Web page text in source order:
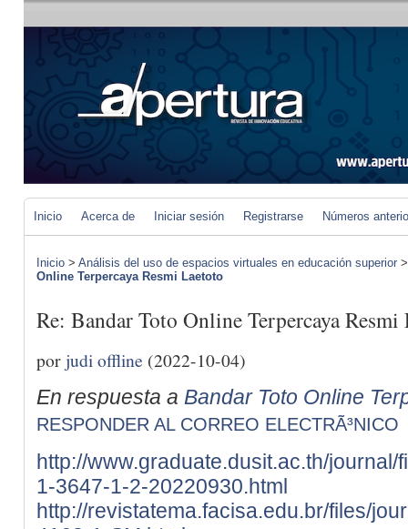
Inicio Acerca de Iniciar sesión Registrarse Números
Inicio > Análisis del uso de espacios virtuales en educación superior
Online Terpercaya Resmi Laetoto
Re: Bandar Toto Online Terpercaya Resmi
porjudi offline (2022-10-04)
En respuesta a Bandar Toto Online
RESPONDER AL CORREO ELECTRÃ³NICO
http://www.graduate.dusit.ac.th/
1-3647-1-2-20220930.html
http://revistatema.facisa.edu.br/files/